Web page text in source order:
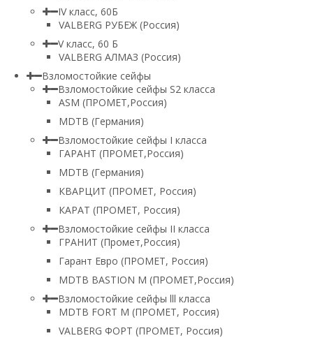
IV класс, 60Б
VALBERG РУБЕЖ (Россия)
V класс, 60 Б
VALBERG АЛМАЗ (Россия)
Взломостойкие сейфы
Взломостойкие сейфы S2 класса
ASM (ПРОМЕТ,Россия)
MDTB (Германия)
Взломостойкие сейфы I класса
ГАРАНТ (ПРОМЕТ,Россия)
MDTB (Германия)
КВАРЦИТ (ПРОМЕТ, Россия)
КАРАТ (ПРОМЕТ, Россия)
Взломостойкие сейфы II класса
ГРАНИТ (Промет,Россия)
Гарант Евро (ПРОМЕТ, Россия)
MDTB BASTION M (ПРОМЕТ,Россия)
Взломостойкие сейфы lll класса
MDTB FORT M (ПРОМЕТ, Россия)
VALBERG ФОРТ (ПРОМЕТ, Россия)